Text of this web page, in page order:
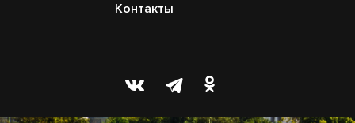
Контакты